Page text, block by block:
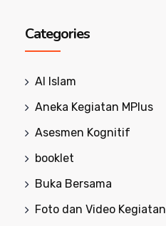
Categories
Al Islam
Aneka Kegiatan MPlus
Asesmen Kognitif
booklet
Buka Bersama
Foto dan Video Kegiatan